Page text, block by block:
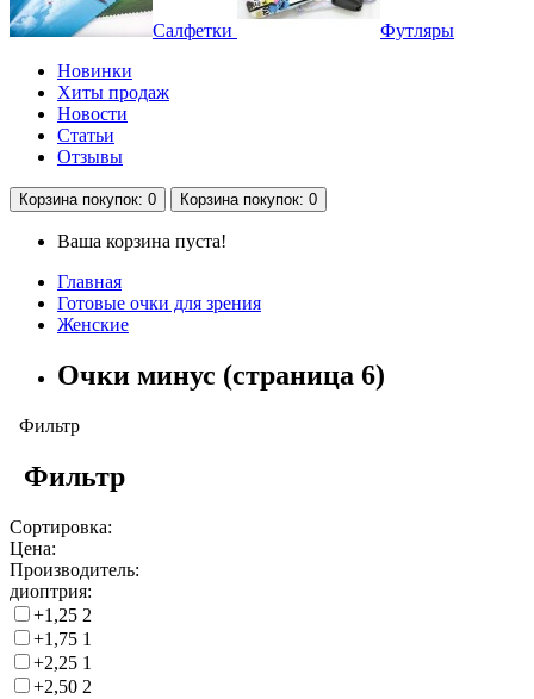
Салфетки
Футляры
Новинки
Хиты продаж
Новости
Статьи
Отзывы
Корзинапокупок: 0 Корзинапокупок: 0
Ваша корзина пуста!
Главная
Готовые очки для зрения
Женские
Очки минус (страница 6)
Фильтр
Фильтр
Сортировка:
Цена:
Производитель:
диоптрия:
+1,25 2
+1,75 1
+2,25 1
+2,50 2